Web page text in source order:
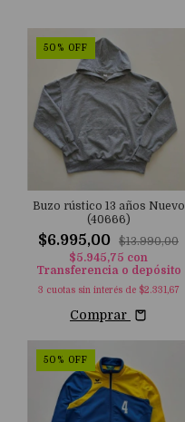
50 % OFF
Buzo rústico 13 años Nuevo
(40666)
$6.995,00
$13.990,00
$5.945,75 con
Transferencia o depósito
3 cuotas sin interés de $2.331,67
Comprar
50 % OFF